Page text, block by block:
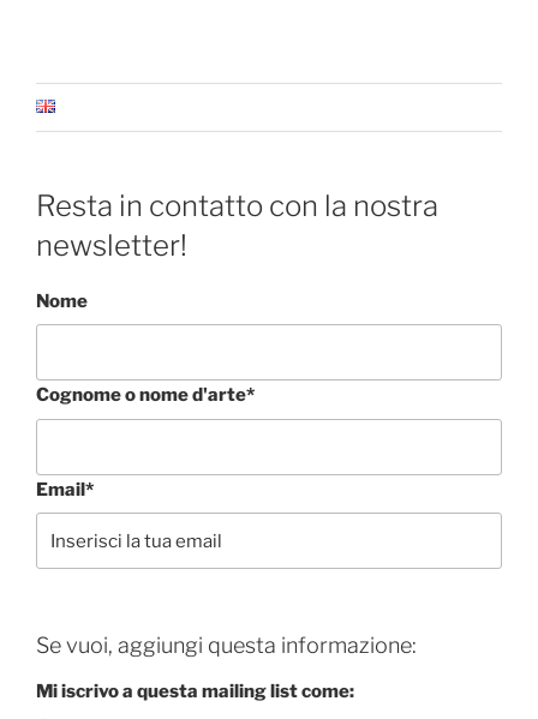
Resta in contatto con la nostra
newsletter!
Nome
Cognome o nome d'arte*
Email*
Se vuoi, aggiungi questa informazione:
Mi iscrivo a questa mailing list come: